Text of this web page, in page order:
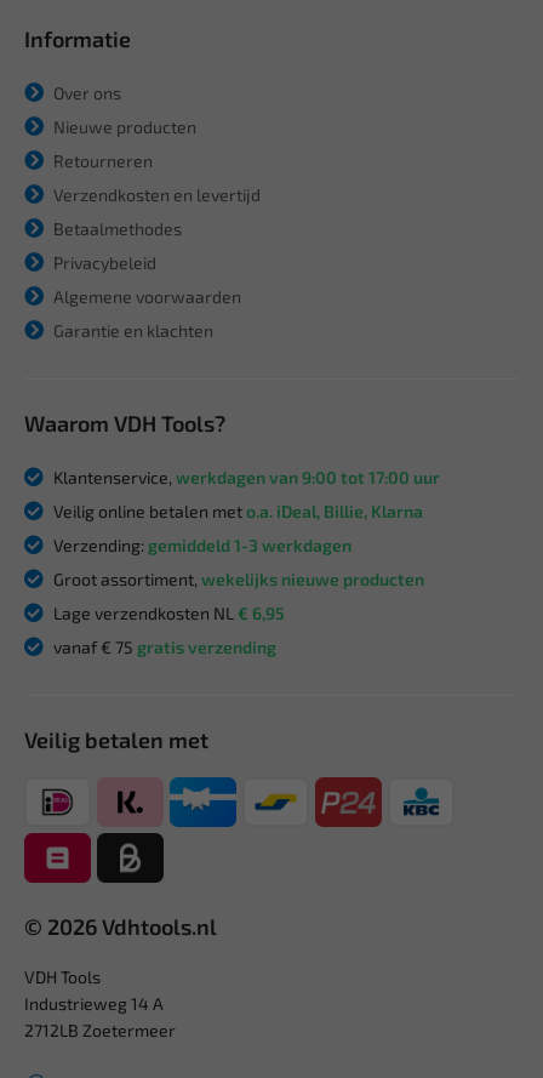
Informatie
Over ons
Nieuwe producten
Retourneren
Verzendkosten en levertijd
Betaalmethodes
Privacybeleid
Algemene voorwaarden
Garantie en klachten
Waarom VDH Tools?
Klantenservice, werkdagen van 9:00 tot 17:00 uur
Veilig online betalen meto.a. iDeal, Billie, Klarna
Verzending: gemiddeld 1-3 werkdagen
Groot assortiment, wekelijks nieuwe producten
Lage verzendkosten NL € 6,95
vanaf € 75 gratis verzending
Veilig betalen met
© 2026 Vdhtools.nl
VDH Tools
Industrieweg 14 A
2712LB Zoetermeer